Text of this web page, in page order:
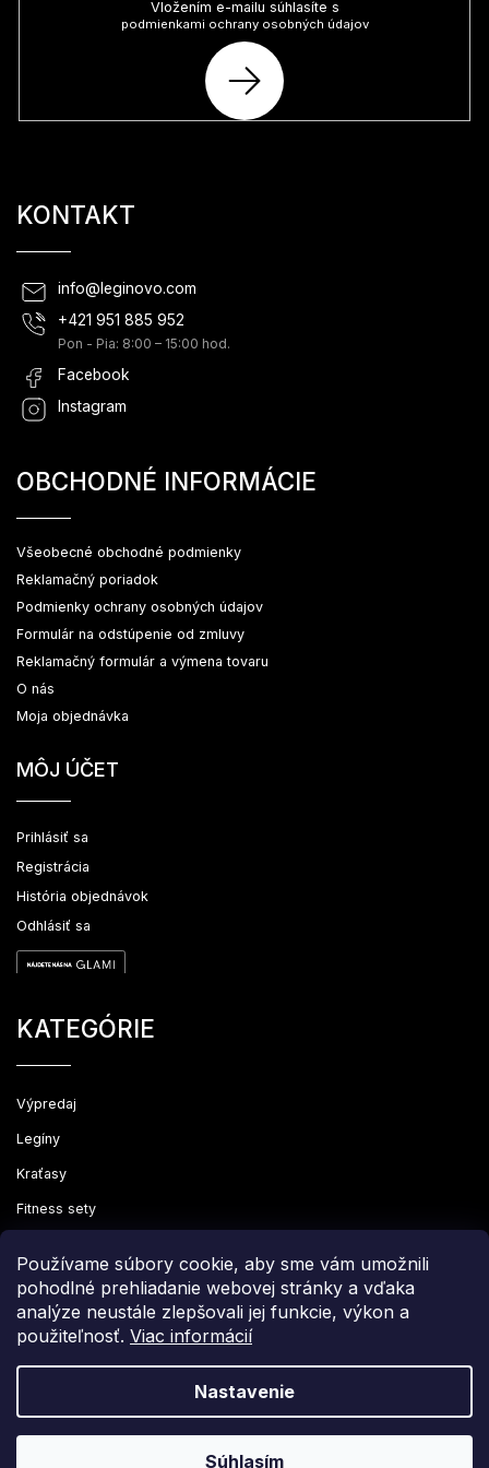
Používame súbory cookie, aby sme vám umožnili
pohodlné prehliadanie webovej stránky a vďaka
analýze neustále zlepšovali jej funkcie, výkon a
použiteľnosť. Viac informácií
Nastavenie
Súhlasím
Vložením e-mailu súhlasíte s
podmienkami ochrany osobných údajov
PRIHLÁSIŤ
SA
KONTAKT
info@ leginovo.com
+421 951 885 952
Pon - Pia: 8:00 – 15:00 hod.
Facebook
Instagram
OBCHODNÉ INFORMÁCIE
Všeobecné obchodné podmienky
Reklamačný poriadok
Podmienky ochrany osobných údajov
Formulár na odstúpenie od zmluvy
Reklamačný formulár a výmena tovaru
O nás
Moja objednávka
MÔJ ÚČET
Prihlásiť sa
Registrácia
História objednávok
Odhlásiť sa
KATEGÓRIE
Výpredaj
Legíny
Kraťasy
Fitness sety
Vytvoril Shoptet